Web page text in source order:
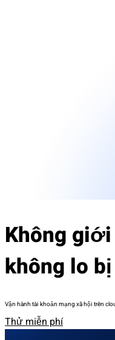
Không
không lo
Vận hành tài khoản mạng xã hội trên
Thử miễn phí